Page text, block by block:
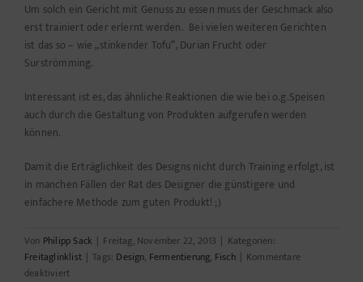
Um solch ein Gericht mit Genuss zu essen muss der Geschmack also
erst trainiert oder erlernt werden. Bei vielen weiteren Gerichten
ist das so – wie „stinkender Tofu“, Durian Frucht oder
Surströmming.
Interessant ist es, das ähnliche Reaktionen die wie bei o.g.Speisen
auch durch die Gestaltung von Produkten aufgerufen werden
können.
Damit die Erträglichkeit des Designs nicht durch Training erfolgt, ist
in manchen Fällen der Rat des Designer die günstigere und
einfachere Methode zum guten Produkt! ;)
Von Philipp Sack | Freitag, November 22, 2013 | Kategorien:
Freitaglinklist | Tags: Design, Fermentierung, Fisch | Kommentare
deaktiviertfür